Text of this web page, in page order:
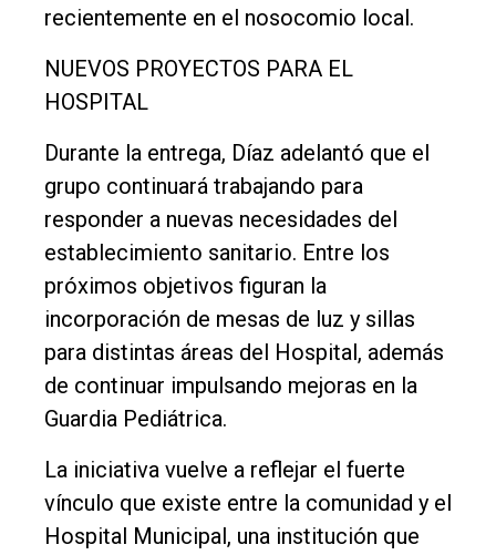
recientemente en el nosocomio local.
NUEVOS PROYECTOS PARA EL
HOSPITAL
Durante la entrega, Díaz adelantó que el
grupo continuará trabajando para
responder a nuevas necesidades del
establecimiento sanitario. Entre los
próximos objetivos figuran la
incorporación de mesas de luz y sillas
para distintas áreas del Hospital, además
de continuar impulsando mejoras en la
Guardia Pediátrica.
La iniciativa vuelve a reflejar el fuerte
vínculo que existe entre la comunidad y el
Hospital Municipal, una institución que